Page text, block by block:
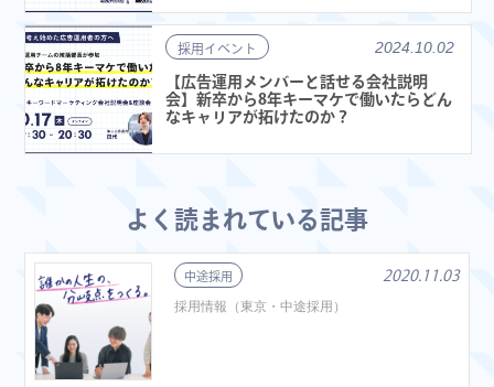
採用イベント 2024.10.02
【広告運用メンバーと話せる会社説明
会】新卒から8年キーマケで働いたらどん
なキャリアが拓けたのか？
よく読まれている記事
中途採用
2020.11.03
採用情報（東京・中途採用）